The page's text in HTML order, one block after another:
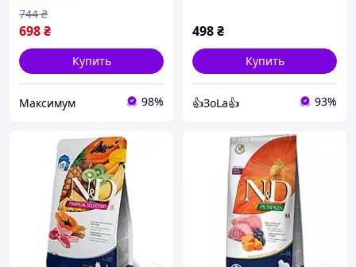
698₴
744 ₴
Купить
Максимум 98%
498₴
Купить
👍ЗоLa👍 93%